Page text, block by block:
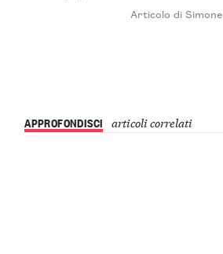
Articolo di Simone
APPROFONDISCI articoli correlati